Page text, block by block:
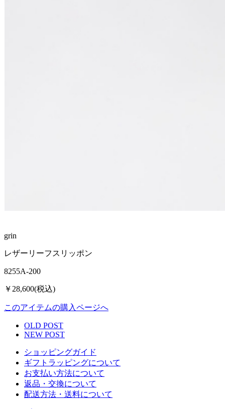
grin
レザーリーフスリッポン
8255A-200
￥28,600(税込)
このアイテムの購入ページへ
OLD POST
NEW POST
ショッピングガイド
ギフトラッピングについて
お支払い方法について
返品・交換について
配送方法・送料について